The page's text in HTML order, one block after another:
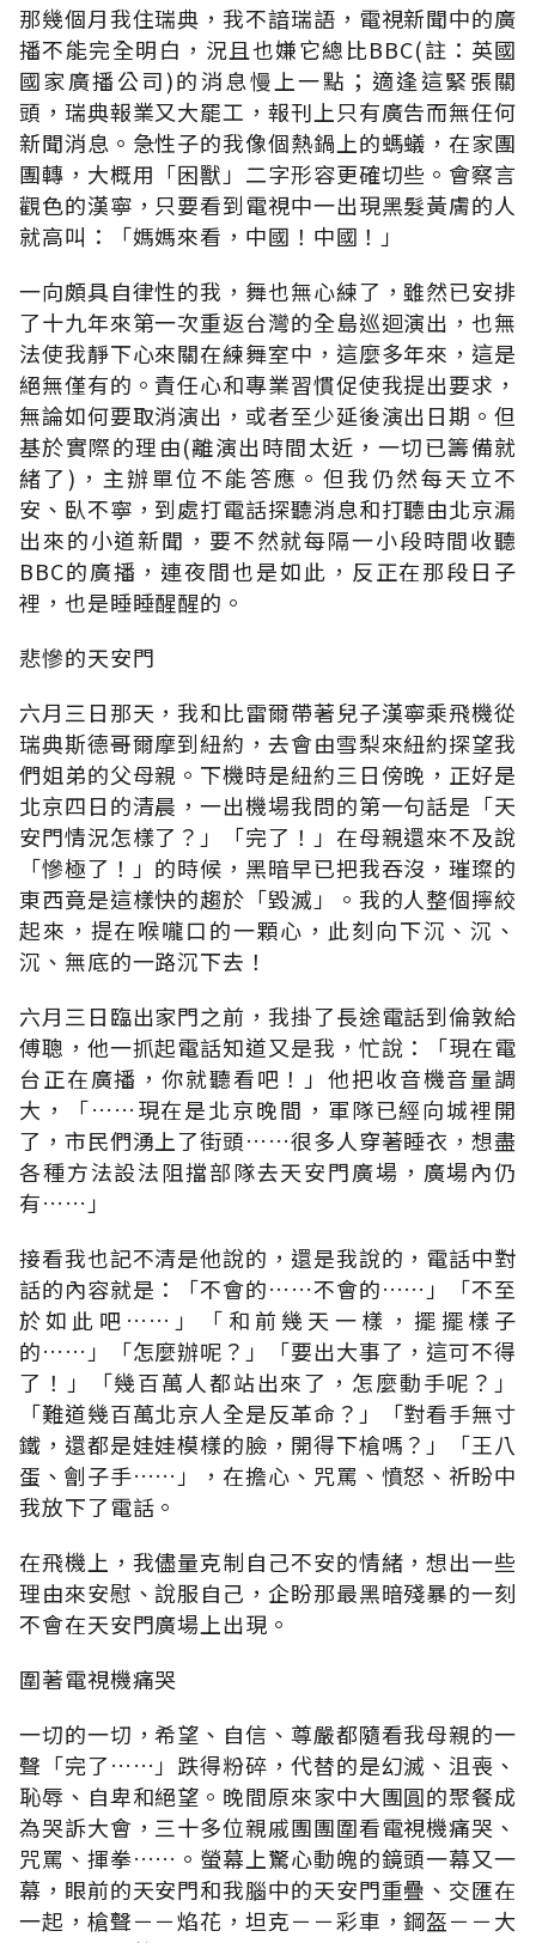
那幾個月我住瑞典，我不諳瑞語，電視新聞中的廣
播不能完全明白，況且也嫌它總比BBC(註：英國
國家廣播公司)的消息慢上一點；適逢這緊張關
頭，瑞典報業又大罷工，報刊上只有廣告而無任何
新聞消息。急性子的我像個熱鍋上的螞蟻，在家團
團轉，大概用「困獸」二字形容更確切些。會察言
觀色的漢寧，只要看到電視中一出現黑髮黃膚的人
就高叫：「媽媽來看，中國！中國！」
一向頗具自律性的我，舞也無心練了，雖然已安排
了十九年來第一次重返台灣的全島巡迴演出，也無
法使我靜下心來關在練舞室中，這麼多年來，這是
絕無僅有的。責任心和專業習慣促使我提出要求，
無論如何要取消演出，或者至少延後演出日期。但
基於實際的理由(離演出時間太近，一切已籌備就
緒了)，主辦單位不能答應。但我仍然每天立不
安、臥不寧，到處打電話探聽消息和打聽由北京漏
出來的小道新聞，要不然就每隔一小段時間收聽
BBC的廣播，連夜間也是如此，反正在那段日子
裡，也是睡睡醒醒的。
悲慘的天安門
六月三日那天，我和比雷爾帶著兒子漢寧乘飛機從
瑞典斯德哥爾摩到紐約，去會由雪梨來紐約探望我
們姐弟的父母親。下機時是紐約三日傍晚，正好是
北京四日的清晨，一出機場我問的第一句話是「天
安門情況怎樣了？」「完了！」在母親還來不及說
「慘極了！」的時候，黑暗早已把我吞沒，璀璨的
東西竟是這樣快的趨於「毀滅」。我的人整個擰絞
起來，提在喉嚨口的一顆心，此刻向下沉、沉、
沉、無底的一路沉下去！
六月三日臨出家門之前，我掛了長途電話到倫敦給
傅聰，他一抓起電話知道又是我，忙說：「現在電
台正在廣播，你就聽看吧！」他把收音機音量調
大，「……現在是北京晚間，軍隊已經向城裡開
了，市民們湧上了街頭……很多人穿著睡衣，想盡
各種方法設法阻擋部隊去天安門廣場，廣場內仍
有……」
接看我也記不清是他說的，還是我說的，電話中對
話的內容就是：「不會的……不會的……」「不至
於如此吧……」「和前幾天一樣，擺擺樣子
的……」「怎麼辦呢？」「要出大事了，這可不得
了！」「幾百萬人都站出來了，怎麼動手呢？」
「難道幾百萬北京人全是反革命？」「對看手無寸
鐵，還都是娃娃模樣的臉，開得下槍嗎？」「王八
蛋、劊子手……」，在擔心、咒罵、憤怒、祈盼中
我放下了電話。
在飛機上，我儘量克制自己不安的情緒，想出一些
理由來安慰、說服自己，企盼那最黑暗殘暴的一刻
不會在天安門廣場上出現。
圍著電視機痛哭
一切的一切，希望、自信、尊嚴都隨看我母親的一
聲「完了……」跌得粉碎，代替的是幻滅、沮喪、
恥辱、自卑和絕望。晚間原來家中大團圓的聚餐成
為哭訴大會，三十多位親戚團團圍看電視機痛哭、
咒罵、揮拳……。螢幕上驚心動魄的鏡頭一幕又一
幕，眼前的天安門和我腦中的天安門重疊、交匯在
一起，槍聲－－焰花，坦克－－彩車，鋼盔－－大